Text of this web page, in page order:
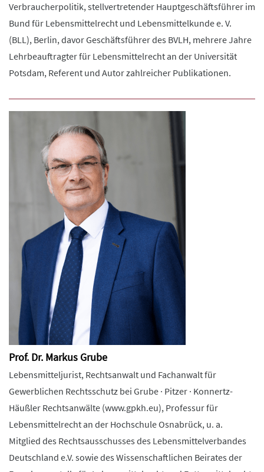
Verbraucherpolitik, stellvertretender Hauptgeschäftsführer im
Bund für Lebensmittelrecht und Lebensmittelkunde e. V.
(BLL), Berlin, davor Geschäftsführer des BVLH, mehrere Jahre
Lehrbeauftragter für Lebensmittelrecht an der Universität
Potsdam, Referent und Autor zahlreicher Publikationen.
Prof. Dr. Markus Grube
Lebensmitteljurist, Rechtsanwalt und Fachanwalt für
Gewerblichen Rechtsschutz bei Grube · Pitzer · Konnertz-
Häußler Rechtsanwälte (www.gpkh.eu), Professur für
Lebensmittelrecht an der Hochschule Osnabrück, u. a.
Mitglied des Rechtsausschusses des Lebensmittelverbandes
Deutschland e.V. sowie des Wissenschaftlichen Beirates der